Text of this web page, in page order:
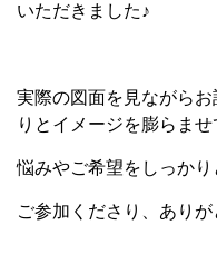
いただきました♪
実際の図面を見ながら
りとイメージを膨らませ
悩みやご希望をしっかり
ご参加くださり、あり